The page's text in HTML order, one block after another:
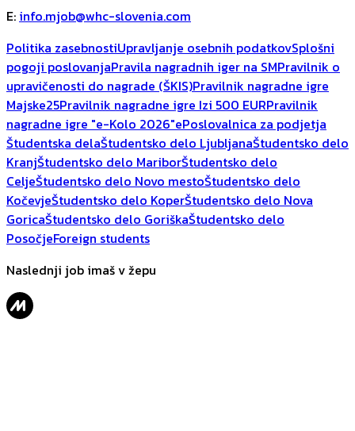
E: info.mjob@whc-slovenia.com
Politika zasebnostiUpravljanje osebnih podatkovSplošni
pogoji poslovanjaPravila nagradnih iger na SMPravilnik o
upravičenosti do nagrade (ŠKIS)Pravilnik nagradne igre
Majske25Pravilnik nagradne igre Izi 500 EURPravilnik
nagradne igre "e-Kolo 2026"ePoslovalnica za podjetja
Študentska delaŠtudentsko delo LjubljanaŠtudentsko delo
KranjŠtudentsko delo MariborŠtudentsko delo
CeljeŠtudentsko delo Novo mestoŠtudentsko delo
KočevjeŠtudentsko delo KoperŠtudentsko delo Nova
GoricaŠtudentsko delo GoriškaŠtudentsko delo
PosočjeForeign students
Naslednji job imaš v žepu